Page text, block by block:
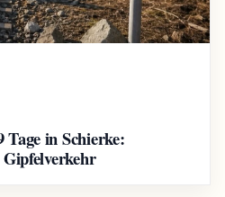
Tage in Schierke: